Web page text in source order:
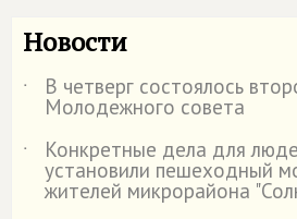
Новости
˙ В четверг состоялось
Молодежного совета
˙
Конкретные дела для
установили пешеходный
жителей микрорайона